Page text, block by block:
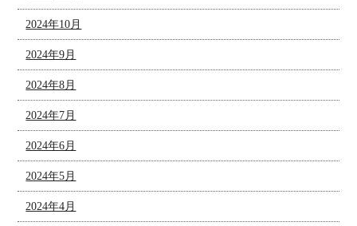
2024年10月
2024年9月
2024年8月
2024年7月
2024年6月
2024年5月
2024年4月